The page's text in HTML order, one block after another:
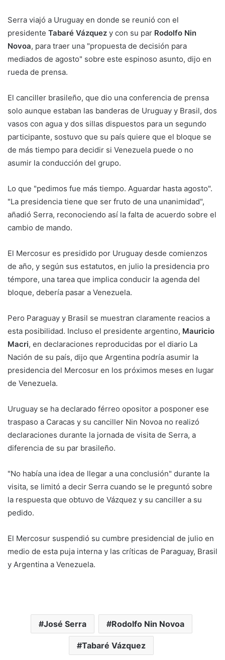
Serra viajó a Uruguay en donde se reunió con el
presidente Tabaré Vázquez y con su par Rodolfo Nin
Novoa, para traer una "propuesta de decisión para
mediados de agosto" sobre este espinoso asunto, dijo en
rueda de prensa.
El canciller brasileño, que dio una conferencia de prensa
solo aunque estaban las banderas de Uruguay y Brasil, dos
vasos con agua y dos sillas dispuestos para un segundo
participante, sostuvo que su país quiere que el bloque se
de más tiempo para decidir si Venezuela puede o no
asumir la conducción del grupo.
Lo que "pedimos fue más tiempo. Aguardar hasta agosto".
"La presidencia tiene que ser fruto de una unanimidad",
añadió Serra, reconociendo así la falta de acuerdo sobre el
cambio de mando.
El Mercosur es presidido por Uruguay desde comienzos
de año, y según sus estatutos, en julio la presidencia pro
témpore, una tarea que implica conducir la agenda del
bloque, debería pasar a Venezuela.
Pero Paraguay y Brasil se muestran claramente reacios a
esta posibilidad. Incluso el presidente argentino, Mauricio
Macri, en declaraciones reproducidas por el diario La
Nación de su país, dijo que Argentina podría asumir la
presidencia del Mercosur en los próximos meses en lugar
de Venezuela.
Uruguay se ha declarado férreo opositor a posponer ese
traspaso a Caracas y su canciller Nin Novoa no realizó
declaraciones durante la jornada de visita de Serra, a
diferencia de su par brasileño.
"No había una idea de llegar a una conclusión" durante la
visita, se limitó a decir Serra cuando se le preguntó sobre
la respuesta que obtuvo de Vázquez y su canciller a su
pedido.
El Mercosur suspendió su cumbre presidencial de julio en
medio de esta puja interna y las críticas de Paraguay, Brasil
y Argentina a Venezuela.
José Serra Rodolfo Nin Novoa
Tabaré Vázquez